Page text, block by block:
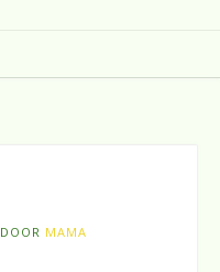
DOOR MAMA